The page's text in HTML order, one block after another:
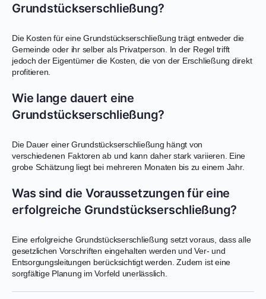
Grundstückserschließung?
Die Kosten für eine Grundstückserschließung trägt entweder die
Gemeinde oder ihr selber als Privatperson. In der Regel trifft
jedoch der Eigentümer die Kosten, die von der Erschließung direkt
profitieren.
Wie lange dauert eine
Grundstückserschließung?
Die Dauer einer Grundstückserschließung hängt von
verschiedenen Faktoren ab und kann daher stark variieren. Eine
grobe Schätzung liegt bei mehreren Monaten bis zu einem Jahr.
Was sind die Voraussetzungen für eine
erfolgreiche Grundstückserschließung?
Eine erfolgreiche Grundstückserschließung setzt voraus, dass alle
gesetzlichen Vorschriften eingehalten werden und Ver- und
Entsorgungsleitungen berücksichtigt werden. Zudem ist eine
sorgfältige Planung im Vorfeld unerlässlich.